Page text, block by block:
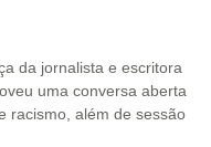
da jornalista e escritora
uma conversa aberta
racismo, além de sessão